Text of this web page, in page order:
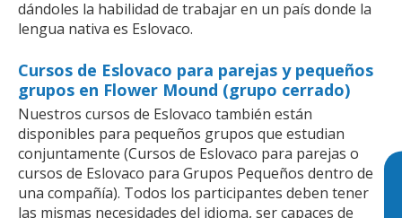
dándoles la habilidad de trabajar en un país donde la
lengua nativa es Eslovaco.
Cursos de Eslovaco para parejas y pequeños
grupos en Flower Mound (grupo cerrado)
Nuestros cursos de Eslovaco también están
disponibles para pequeños grupos que estudian
conjuntamente (Cursos de Eslovaco para parejas o
cursos de Eslovaco para Grupos Pequeños dentro de
una compañía). Todos los participantes deben tener
las mismas necesidades del idioma, ser capaces de